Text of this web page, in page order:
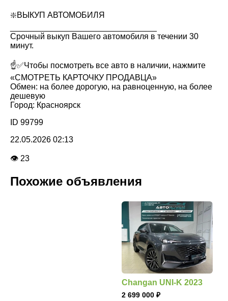
❇️ВЫКУП АВТОМОБИЛЯ
Срочный выкуп Вашего автомобиля в течении 30
минут.
☝️✅Чтобы посмотреть все авто в наличии, нажмите
«СМОТРЕТЬ КАРТОЧКУ ПРОДАВЦА»
Обмен: на более дорогую, на равноценную, на более
дешевую
Город: Красноярск
ID 99799
22.05.2026 02:13
👁 23
Похожие объявления
Changan UNI-K 2023
2 699 000